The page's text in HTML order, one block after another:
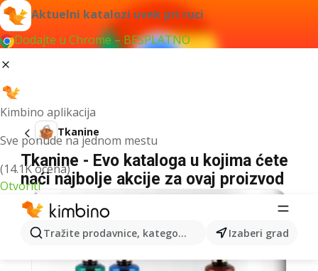
Aktuelni katalozi uvek pri ruci
Dodajte u Chrome – BESPLATNO
Kimbino aplikacija
Sve ponude na jednom mestu
(14.1K ocena)
Otvoriti
Tražite prodavnice, kategorije, proizvode...Izaberi grad
Tkanine
Tkanine - Evo kataloga u kojima ćete
naći najbolje akcije za ovaj proizvod